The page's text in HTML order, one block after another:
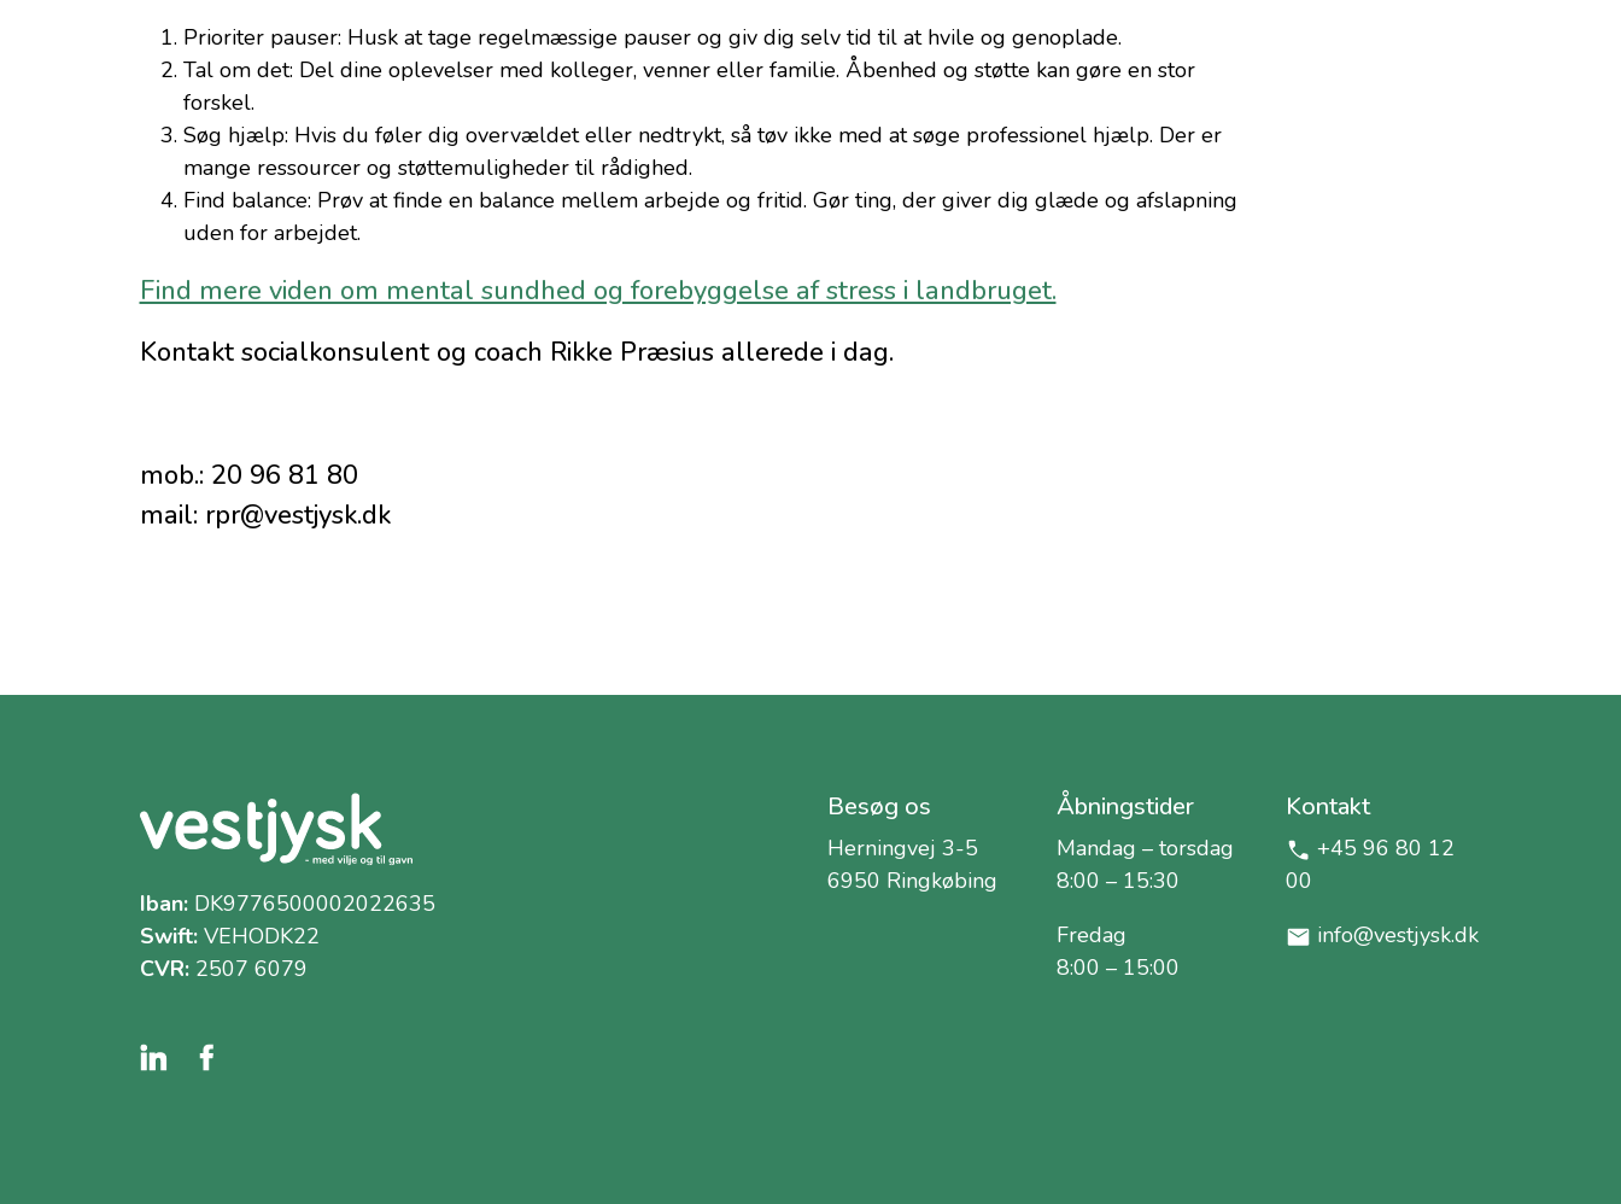
Prioriter pauser: Husk at tage regelmæssige pauser og giv dig selv tid til at hvile og genoplade.
Tal om det: Del dine oplevelser med kolleger, venner eller familie. Åbenhed og støtte kan gøre en stor
forskel.
Søg hjælp: Hvis du føler dig overvældet eller nedtrykt, så tøv ikke med at søge professionel hjælp. Der er
mange ressourcer og støttemuligheder til rådighed.
Find balance: Prøv at finde en balance mellem arbejde og fritid. Gør ting, der giver dig glæde og afslapning
uden for arbejdet.
Find mere viden om mental sundhed og forebyggelse af stress i landbruget.
Kontakt socialkonsulent og coach Rikke Præsius allerede i dag.
mob.: 20 96 81 80
mail: rpr@vestjysk.dk
Iban:DK9776500002022635
Swift:VEHODK22
CVR:2507 6079
Besøg os
Herningvej 3-5
6950 Ringkøbing
Åbningstider
Mandag – torsdag
8:00 – 15:30
Fredag
8:00 – 15:00
Kontakt
+45 96 80 12
00
info@vestjysk.dk